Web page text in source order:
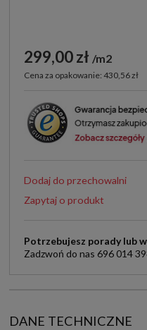
299,00 zł m2
Cena za opakowanie: 430,56 zł
Dodaj do przechowalni
Zapytaj o produkt
Potrzebujesz porady lub
Zadzwoń do nas 696 014
DANE TECHNICZNE